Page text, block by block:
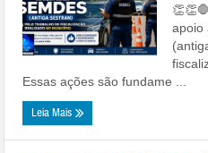
apoio
Essas ações são fundame ...
Leia Mais